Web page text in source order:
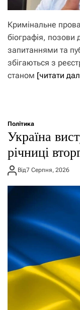
Кримінальне
біографія, позови
запитаннями та
збігаються з
станом [читати
Політика
Україна
річниці
Від7 Серпня, 2026